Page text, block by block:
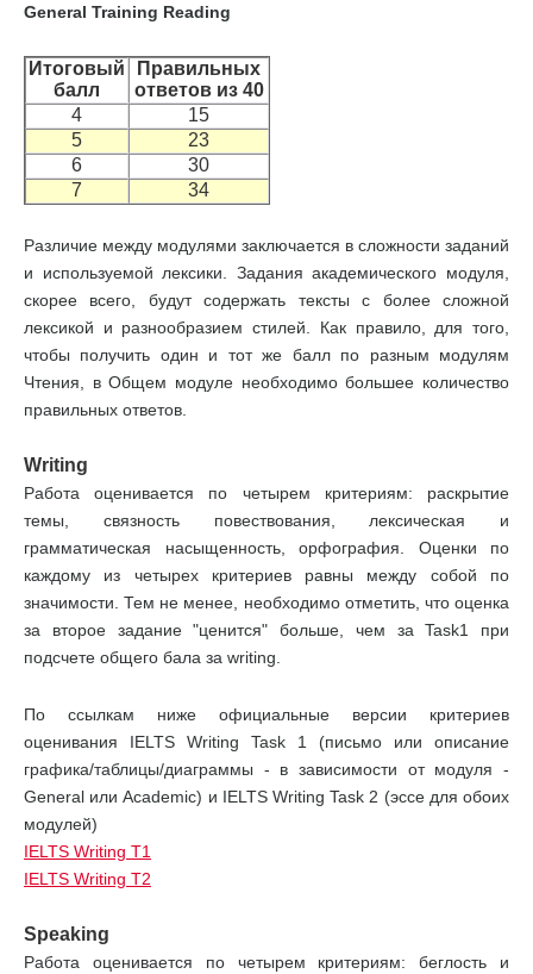
General Training Reading
Итоговый
балл
Правильных
ответов из 40
4
15
5
23
6
30
7
34
Различие между модулями заключается в сложности заданий
и используемой лексики. Задания академического модуля,
скорее всего, будут содержать тексты с более сложной
лексикой и разнообразием стилей. Как правило, для того,
чтобы получить один и тот же балл по разным модулям
Чтения, в Общем модуле необходимо большее количество
правильных ответов.
Writing
Работа оценивается по четырем критериям: раскрытие
темы, связность повествования, лексическая и
грамматическая насыщенность, орфография. Оценки по
каждому из четырех критериев равны между собой по
значимости. Тем не менее, необходимо отметить, что оценка
за второе задание "ценится" больше, чем за Task1 при
подсчете общего бала за writing.
По ссылкам ниже официальные версии критериев
оценивания IELTS Writing Task 1 (письмо или описание
графика/таблицы/диаграммы - в зависимости от модуля -
General или Academic) и IELTS Writing Task 2 (эcce для обоих
модулей)
IELTS Writing T1
IELTS Writing T2
Speaking
Работа оценивается по четырем критериям: беглость и